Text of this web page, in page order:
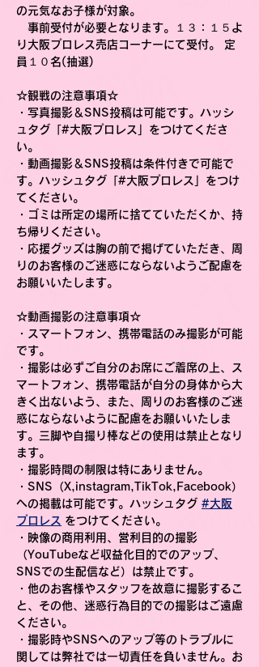
の元気なお子様が対象。
事前受付が必要となります。１３：１５よ
り大阪プロレス売店コーナーにて受付。 定
員１０名(抽選)
☆観戦の注意事項☆
・写真撮影＆SNS投稿は可能です。ハッシ
ュタグ「#大阪プロレス」をつけてくださ
い。
・動画撮影＆SNS投稿は条件付きで可能で
す。ハッシュタグ「#大阪プロレス」をつけ
てください。
・ゴミは所定の場所に捨てていただくか、持
ち帰りください。
・応援グッズは胸の前で掲げていただき、周
りのお客様のご迷惑にならないようご配慮を
お願いいたします。
☆動画撮影の注意事項☆
・スマートフォン、携帯電話のみ撮影が可能
です。
・撮影は必ずご自分のお席にご着席の上、ス
マートフォン、携帯電話が自分の身体から大
きく出ないよう、また、周りのお客様のご迷
惑にならないように配慮をお願いいたしま
す。三脚や自撮り棒などの使用は禁止となり
ます。
・撮影時間の制限は特にありません。
・SNS（X,instagram,TikTok,Facebook）
への掲載は可能です。ハッシュタグ #大阪
プロレス をつけてください。
・映像の商用利用、営利目的の撮影
（YouTubeなど収益化目的でのアップ、
SNSでの生配信など）は禁止です。
・他のお客様やスタッフを故意に撮影するこ
と、その他、迷惑行為目的での撮影はご遠慮
ください。
・撮影時やSNSへのアップ等のトラブルに
関しては弊社では一切責任を負いません。お